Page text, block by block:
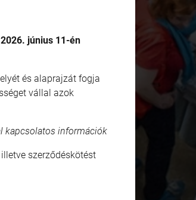
2026. június 11-én
és alaprajzát fogja
vállal azok
kapcsolatos információk
szerződéskötést